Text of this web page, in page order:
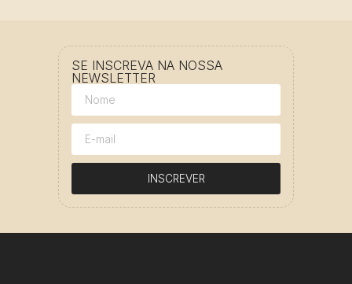
SE INSCREVA NA NOSSA
NEWSLETTER
INSCREVER